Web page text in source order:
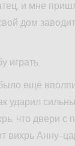
и мне
дом
играть.
ещё
ударил
что двери с
вихрь Анну-